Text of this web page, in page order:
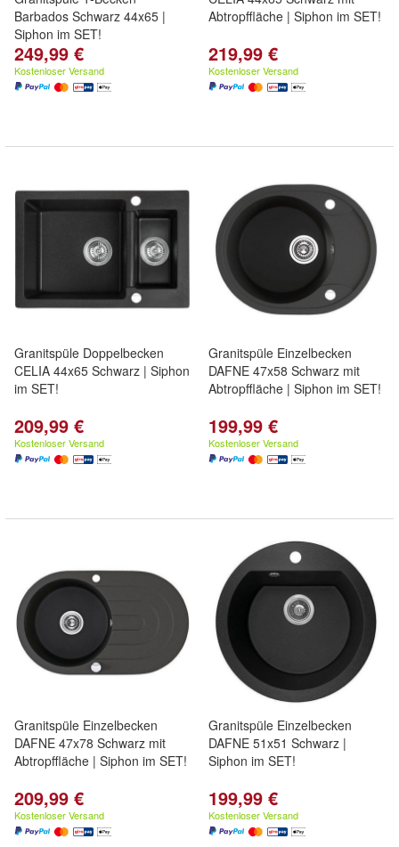
Barbados Schwarz 44x65 |
Siphon im SET!
249,99 €
Kostenloser Versand
Abtropffläche | Siphon im SET!
219,99 €
Kostenloser Versand
Granitspüle Doppelbecken
CELIA 44x65 Schwarz | Siphon
im SET!
209,99 €
Kostenloser Versand
Granitspüle Einzelbecken
DAFNE 47x58 Schwarz mit
Abtropffläche | Siphon im SET!
199,99 €
Kostenloser Versand
Granitspüle Einzelbecken
DAFNE 47x78 Schwarz mit
Abtropffläche | Siphon im SET!
209,99 €
Kostenloser Versand
Granitspüle Einzelbecken
DAFNE 51x51 Schwarz |
Siphon im SET!
199,99 €
Kostenloser Versand